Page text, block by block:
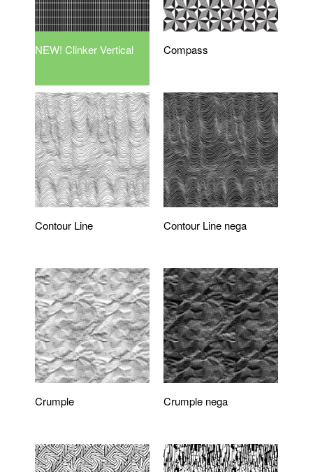
NEW! Clinker Vertical Compass
Contour Line Contour Line nega
Crumple Crumple nega